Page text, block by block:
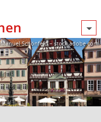
Schönfeld – stock.adobe.com